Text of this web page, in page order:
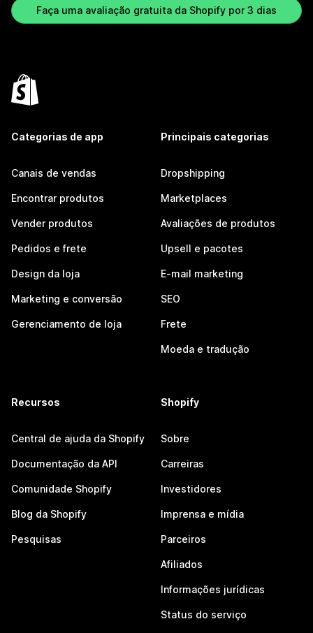
Faça uma avaliação gratuita da Shopify por 3 dias
Categorias de app
Canais de vendas
Encontrar produtos
Vender produtos
Pedidos e frete
Design da loja
Marketing e conversão
Gerenciamento de loja
Principais categorias
Dropshipping
Marketplaces
Avaliações de produtos
Upsell e pacotes
E-mail marketing
SEO
Frete
Moeda e tradução
Recursos
Central de ajuda da Shopify
Documentação da API
Comunidade Shopify
Blog da Shopify
Pesquisas
Shopify
Sobre
Carreiras
Investidores
Imprensa e mídia
Parceiros
Afiliados
Informações jurídicas
Status do serviço